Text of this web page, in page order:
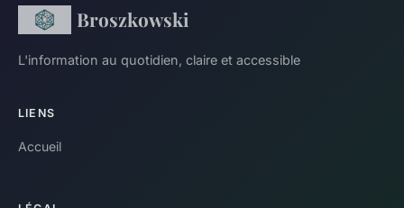
Broszkowski
L'information au quotidien, claire et accessible
LIENS
Accueil